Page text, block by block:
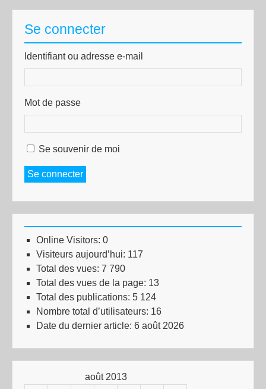
Se connecter
Identifiant ou adresse e-mail
Mot de passe
Se souvenir de moi
Se connecter
Online Visitors: 0
Visiteurs aujourd’hui: 117
Total des vues: 7 790
Total des vues de la page: 13
Total des publications: 5 124
Nombre total d’utilisateurs: 16
Date du dernier article: 6 août 2026
août 2013